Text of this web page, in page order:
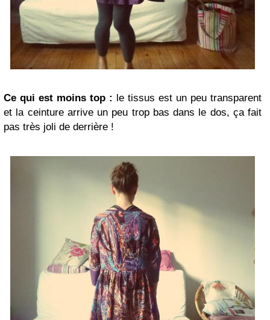
Ce qui est moins top :
le tissus est un peu transparent
et la ceinture arrive un peu trop bas dans le dos, ça fait
pas très joli de derrière !